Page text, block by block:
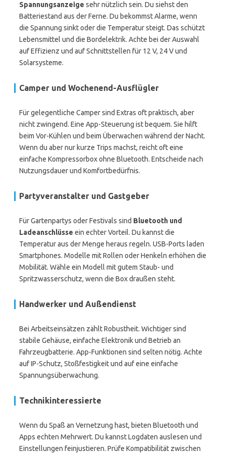
Spannungsanzeige sehr nützlich sein. Du siehst den
Batteriestand aus der Ferne. Du bekommst Alarme, wenn
die Spannung sinkt oder die Temperatur steigt. Das schützt
Lebensmittel und die Bordelektrik. Achte bei der Auswahl
auf Effizienz und auf Schnittstellen für 12 V, 24 V und
Solarsysteme.
Camper und Wochenend-Ausflügler
Für gelegentliche Camper sind Extras oft praktisch, aber
nicht zwingend. Eine App-Steuerung ist bequem. Sie hilft
beim Vor-Kühlen und beim Überwachen während der Nacht.
Wenn du aber nur kurze Trips machst, reicht oft eine
einfache Kompressorbox ohne Bluetooth. Entscheide nach
Nutzungsdauer und Komfortbedürfnis.
Partyveranstalter und Gastgeber
Für Gartenpartys oder Festivals sind Bluetooth und
Ladeanschlüsse ein echter Vorteil. Du kannst die
Temperatur aus der Menge heraus regeln. USB-Ports laden
Smartphones. Modelle mit Rollen oder Henkeln erhöhen die
Mobilität. Wähle ein Modell mit gutem Staub- und
Spritzwasserschutz, wenn die Box draußen steht.
Handwerker und Außendienst
Bei Arbeitseinsätzen zählt Robustheit. Wichtiger sind
stabile Gehäuse, einfache Elektronik und Betrieb an
Fahrzeugbatterie. App-Funktionen sind selten nötig. Achte
auf IP-Schutz, Stoßfestigkeit und auf eine einfache
Spannungsüberwachung.
Technikinteressierte
Wenn du Spaß an Vernetzung hast, bieten Bluetooth und
Apps echten Mehrwert. Du kannst Logdaten auslesen und
Einstellungen feinjustieren. Prüfe Kompatibilität zwischen